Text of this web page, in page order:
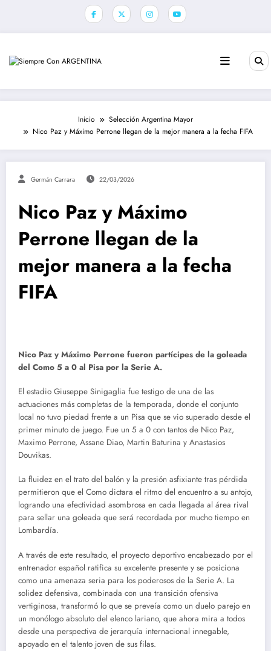
Inicio
Selección Argentina Mayor
Nico Paz y Máximo Perrone llegan de la mejor manera a la fecha FIFA
Germán Carrara 22/03/2026
Nico Paz y Máximo
Perrone llegan de la
mejor manera a la fecha
FIFA
Nico Paz y Máximo Perrone fueron partícipes de la goleada
del Como 5 a 0 al Pisa por la Serie A.
El estadio Giuseppe Sinigaglia fue testigo de una de las
actuaciones más completas de la temporada, donde el conjunto
local no tuvo piedad frente a un Pisa que se vio superado desde el
primer minuto de juego. Fue un 5 a 0 con tantos de Nico Paz,
Maximo Perrone, Assane Diao, Martin Baturina y Anastasios
Douvikas.
La fluidez en el trato del balón y la presión asfixiante tras pérdida
permitieron que el Como dictara el ritmo del encuentro a su antojo,
logrando una efectividad asombrosa en cada llegada al área rival
para sellar una goleada que será recordada por mucho tiempo en
Lombardía.
A través de este resultado, el proyecto deportivo encabezado por el
entrenador español ratifica su excelente presente y se posiciona
como una amenaza seria para los poderosos de la Serie A. La
solidez defensiva, combinada con una transición ofensiva
vertiginosa, transformó lo que se preveía como un duelo parejo en
un monólogo absoluto del elenco lariano, que ahora mira a todos
desde una perspectiva de jerarquía internacional innegable,
apoyado en el talento joven de sus filas.